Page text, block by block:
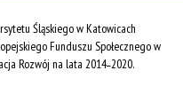
Śląskiego w Katowicach
Funduszu Społecznego w
Rozwój na lata 2014˗2020.